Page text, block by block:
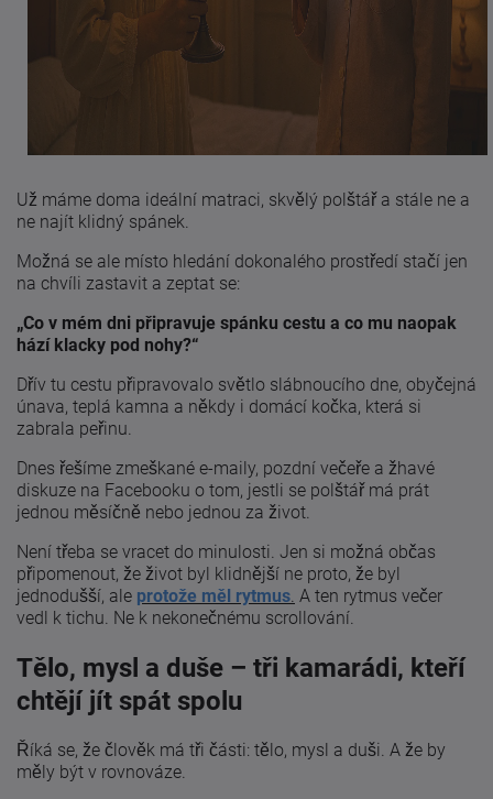
Už máme doma ideální matraci, skvělý polštář a stále ne a
ne najít klidný spánek.
Možná se ale místo hledání dokonalého prostředí stačí jen
na chvíli zastavit a zeptat se:
„Co v mém dni připravuje spánku cestu a co mu naopak
hází klacky pod nohy?“
Dřív tu cestu připravovalo světlo slábnoucího dne, obyčejná
únava, teplá kamna a někdy i domácí kočka, která si
zabrala peřinu.
Dnes řešíme zmeškané e-maily, pozdní večeře a žhavé
diskuze na Facebooku o tom, jestli se polštář má prát
jednou měsíčně nebo jednou za život.
Není třeba se vracet do minulosti. Jen si možná občas
připomenout, že život byl klidnější ne proto, že byl
jednodušší, ale protože měl rytmus. A ten rytmus večer
vedl k tichu. Ne k nekonečnému scrollování.
Tělo, mysl a duše – tři kamarádi, kteří
chtějí jít spát spolu
Říká se, že člověk má tři části: tělo, mysl a duši. A že by
měly být v rovnováze.